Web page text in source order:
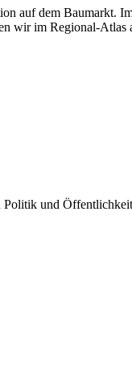
auf dem
wir im Regional-
und